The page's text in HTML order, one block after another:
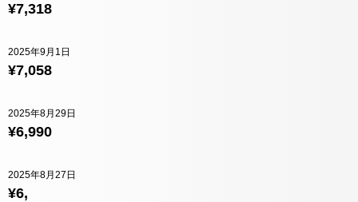
¥7,318
¥7,058
2025年9月1日
¥6,990
2025年8月29日
¥6,
2025年8月27日